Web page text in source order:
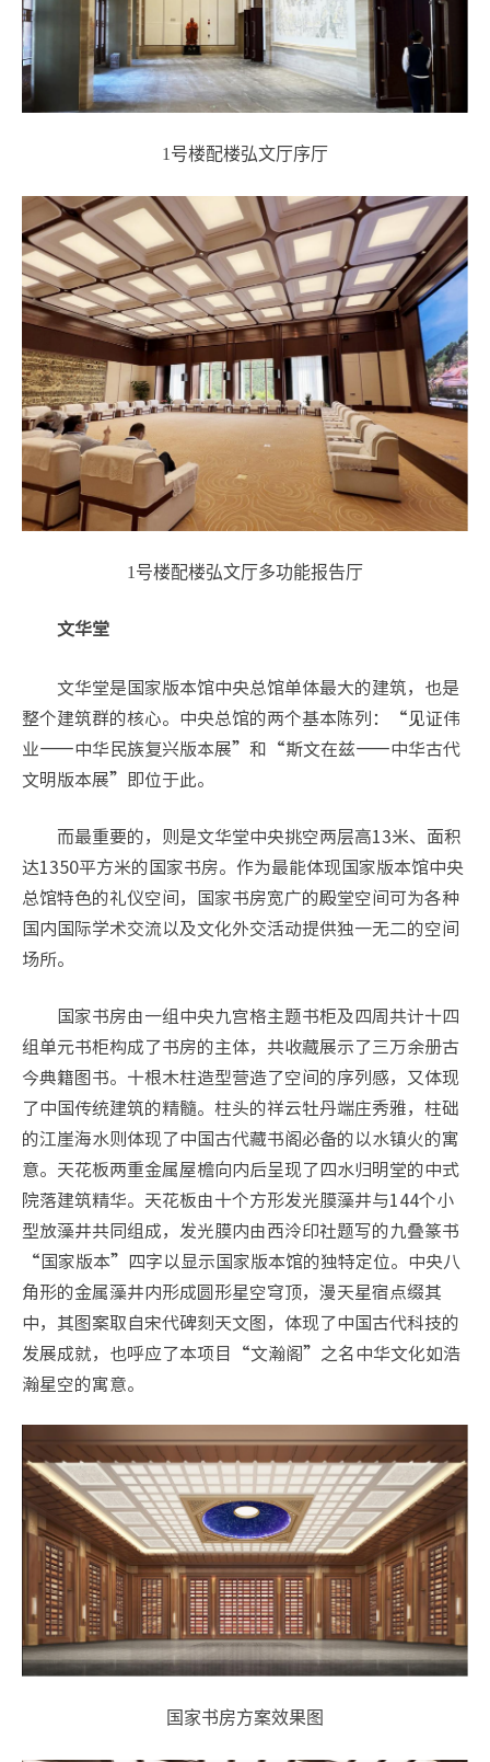
1号楼配楼弘文厅序厅
1号楼配楼弘文厅多功能报告厅
文华堂
文华堂是国家版本馆中央总馆单体最大的建筑，也是
整个建筑群的核心。中央总馆的两个基本陈列：“见证伟
业——中华民族复兴版本展”和“斯文在兹——中华古代
文明版本展”即位于此。
而最重要的，则是文华堂中央挑空两层高13米、面积
达1350平方米的国家书房。作为最能体现国家版本馆中央
总馆特色的礼仪空间，国家书房宽广的殿堂空间可为各种
国内国际学术交流以及文化外交活动提供独一无二的空间
场所。
国家书房由一组中央九宫格主题书柜及四周共计十四
组单元书柜构成了书房的主体，共收藏展示了三万余册古
今典籍图书。十根木柱造型营造了空间的序列感，又体现
了中国传统建筑的精髓。柱头的祥云牡丹端庄秀雅，柱础
的江崖海水则体现了中国古代藏书阁必备的以水镇火的寓
意。天花板两重金属屋檐向内后呈现了四水归明堂的中式
院落建筑精华。天花板由十个方形发光膜藻井与144个小
型放藻井共同组成，发光膜内由西泠印社题写的九叠篆书
“国家版本”四字以显示国家版本馆的独特定位。中央八
角形的金属藻井内形成圆形星空穹顶，漫天星宿点缀其
中，其图案取自宋代碑刻天文图，体现了中国古代科技的
发展成就，也呼应了本项目“文瀚阁”之名中华文化如浩
瀚星空的寓意。
国家书房方案效果图